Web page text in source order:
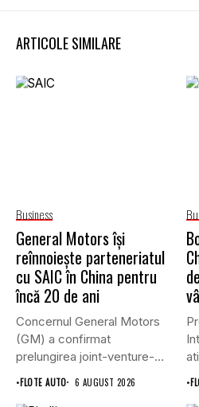
ARTICOLE SIMILARE
Business
General Motors își
reînnoiește parteneriatul
cu SAIC în China pentru
încă 20 de ani
Concernul General Motors
(GM) a confirmat
prelungirea joint-venture-
ului său cu grupul chinez...
•FLOTE AUTO 6 AUGUST 2026 •